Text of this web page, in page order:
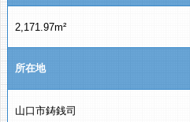
2,171.97m²
所在地
山口市鋳銭司